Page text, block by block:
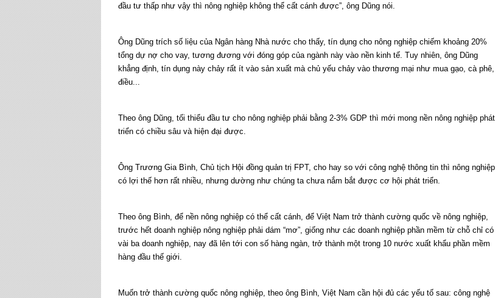
đầu tư thấp như vậy thì nông nghiệp không thể cất cánh được”, ông Dũng nói.
Ông Dũng trích số liệu của Ngân hàng Nhà nước cho thấy, tín dụng cho nông nghiệp chiếm khoảng 20%
tổng dự nợ cho vay, tương đương với đóng góp của ngành này vào nền kinh tế. Tuy nhiên, ông Dũng
khẳng định, tín dụng này chảy rất ít vào sản xuất mà chủ yếu chảy vào thương mại như mua gạo, cà phê,
điều...
Theo ông Dũng, tối thiểu đầu tư cho nông nghiệp phải bằng 2-3% GDP thì mới mong nền nông nghiệp phát
triển có chiều sâu và hiện đại được.
Ông Trương Gia Bình, Chủ tịch Hội đồng quản trị FPT, cho hay so với công nghệ thông tin thì nông nghiệp
có lợi thế hơn rất nhiều, nhưng dường như chúng ta chưa nắm bắt được cơ hội phát triển.
Theo ông Bình, để nền nông nghiệp có thể cất cánh, để Việt Nam trở thành cường quốc về nông nghiệp,
trước hết doanh nghiệp nông nghiệp phải dám “mơ”, giống như các doanh nghiệp phần mềm từ chỗ chỉ có
vài ba doanh nghiệp, nay đã lên tới con số hàng ngàn, trở thành một trong 10 nước xuất khẩu phần mềm
hàng đầu thế giới.
Muốn trở thành cường quốc nông nghiệp, theo ông Bình, Việt Nam cần hội đủ các yếu tố sau: công nghệ